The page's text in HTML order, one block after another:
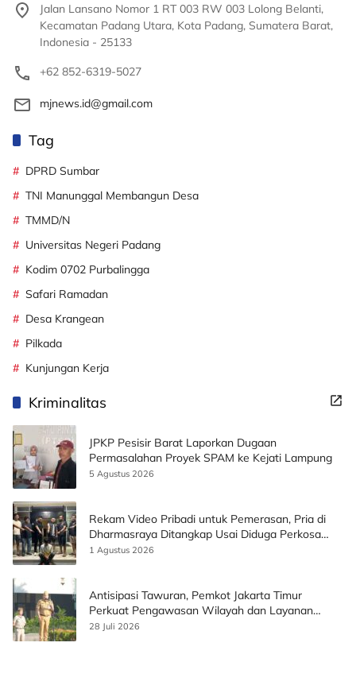
Jalan Lansano Nomor 1 RT 003 RW 003 Lolong Belanti,
Kecamatan Padang Utara, Kota Padang, Sumatera Barat,
Indonesia - 25133
+62 852-6319-5027
mjnews.id@gmail.com
Tag
DPRD Sumbar
TNI Manunggal Membangun Desa
TMMD/N
Universitas Negeri Padang
Kodim 0702 Purbalingga
Safari Ramadan
Desa Krangean
Pilkada
Kunjungan Kerja
Kriminalitas
JPKP Pesisir Barat Laporkan Dugaan
Permasalahan Proyek SPAM ke Kejati Lampung
5 Agustus 2026
Rekam Video Pribadi untuk Pemerasan, Pria di
Dharmasraya Ditangkap Usai Diduga Perkosa
Korban
1 Agustus 2026
Antisipasi Tawuran, Pemkot Jakarta Timur
Perkuat Pengawasan Wilayah dan Layanan
Publik
28 Juli 2026